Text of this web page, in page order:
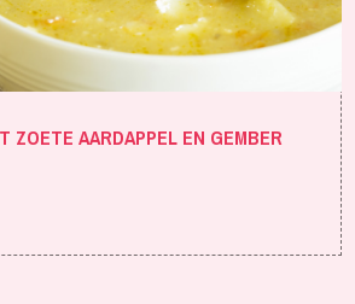
ZOETE AARDAPPEL EN GEMBER